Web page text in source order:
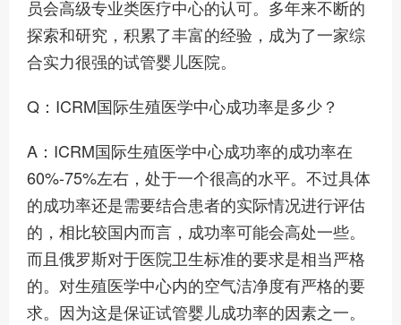
员会高级专业类医疗中心的认可。多年来不断的
探索和研究，积累了丰富的经验，成为了一家综
合实力很强的试管婴儿医院。
Q：ICRM国际生殖医学中心成功率是多少？
A：ICRM国际生殖医学中心成功率的成功率在
60%-75%左右，处于一个很高的水平。不过具体
的成功率还是需要结合患者的实际情况进行评估
的，相比较国内而言，成功率可能会高处一些。
而且俄罗斯对于医院卫生标准的要求是相当严格
的。对生殖医学中心内的空气洁净度有严格的要
求。因为这是保证试管婴儿成功率的因素之一。